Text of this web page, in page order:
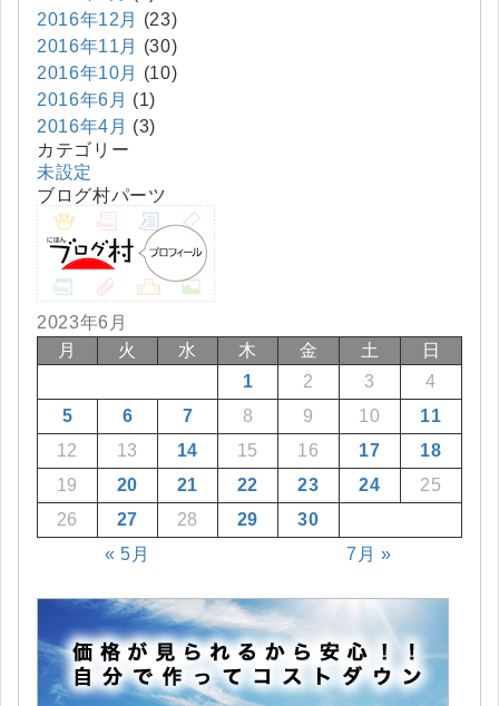
2016年12月
(23)
2016年11月
(30)
2016年10月
(10)
2016年6月 (1)
2016年4月 (3)
カテゴリー
未設定
ブログ村パーツ
2023年6月
月
火 水 木 金 土 日
« 5月 7月 »
1 2 3
4
5
6 7 8 9 10
11
12
13 14 15 16 17
18
19
20 21 22 23 24
25
26
27 28 29 30